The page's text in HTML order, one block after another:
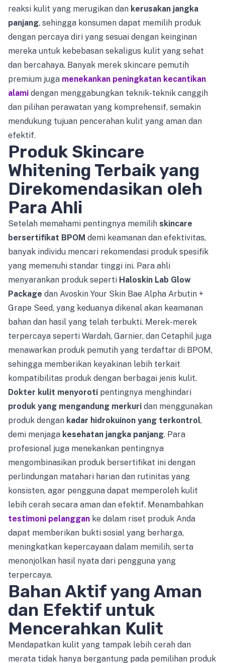
reaksi kulit yang merugikan dan kerusakan jangka
panjang, sehingga konsumen dapat memilih produk
dengan percaya diri yang sesuai dengan keinginan
mereka untuk kebebasan sekaligus kulit yang sehat
dan bercahaya. Banyak merek skincare pemutih
premium juga menekankan peningkatan kecantikan
alami dengan menggabungkan teknik-teknik canggih
dan pilihan perawatan yang komprehensif, semakin
mendukung tujuan pencerahan kulit yang aman dan
efektif.
Produk Skincare
Whitening Terbaik yang
Direkomendasikan oleh
Para Ahli
Setelah memahami pentingnya memilih skincare
bersertifikat BPOM demi keamanan dan efektivitas,
banyak individu mencari rekomendasi produk spesifik
yang memenuhi standar tinggi ini. Para ahli
menyarankan produk seperti Haloskin Lab Glow
Package dan Avoskin Your Skin Bae Alpha Arbutin +
Grape Seed, yang keduanya dikenal akan keamanan
bahan dan hasil yang telah terbukti. Merek-merek
terpercaya seperti Wardah, Garnier, dan Cetaphil juga
menawarkan produk pemutih yang terdaftar di BPOM,
sehingga memberikan keyakinan lebih terkait
kompatibilitas produk dengan berbagai jenis kulit.
Dokter kulit menyoroti pentingnya menghindari
produk yang mengandung merkuri dan menggunakan
produk dengan kadar hidrokuinon yang terkontrol,
demi menjaga kesehatan jangka panjang. Para
profesional juga menekankan pentingnya
mengombinasikan produk bersertifikat ini dengan
perlindungan matahari harian dan rutinitas yang
konsisten, agar pengguna dapat memperoleh kulit
lebih cerah secara aman dan efektif. Menambahkan
testimoni pelanggan ke dalam riset produk Anda
dapat memberikan bukti sosial yang berharga,
meningkatkan kepercayaan dalam memilih, serta
menonjolkan hasil nyata dari pengguna yang
terpercaya.
Bahan Aktif yang Aman
dan Efektif untuk
Mencerahkan Kulit
Mendapatkan kulit yang tampak lebih cerah dan
merata tidak hanya bergantung pada pemilihan produk